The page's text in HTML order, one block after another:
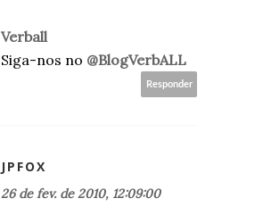
Verball
Siga-nos no @BlogVerbALL
Responder
JPFOX
26 de fev. de 2010, 12:09:00